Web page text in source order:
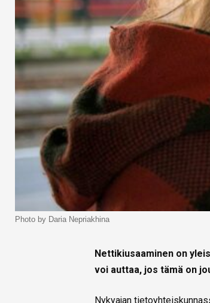
Photo by Daria Nepriakhina
Nettikiusaaminen on
voi auttaa, jos tämä on
Nykyajan